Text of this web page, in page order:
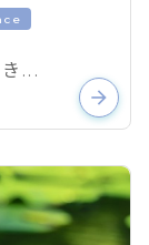
...
arrow_forward